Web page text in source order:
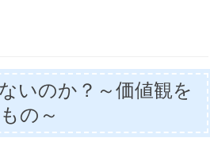
いのか？～価値観を
の～